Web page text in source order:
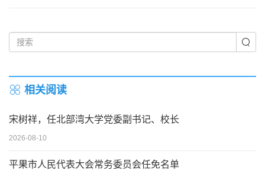
相关阅读
宋树祥，任北部湾大学党委副书记、校长
2026-08-10
平果市人民代表大会常务委员会任免名单